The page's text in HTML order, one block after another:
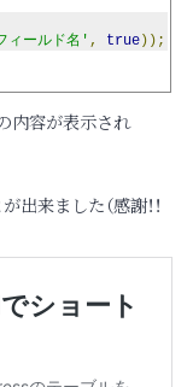
ィールド名' , true));
内容が表示され
来ました（感謝！！